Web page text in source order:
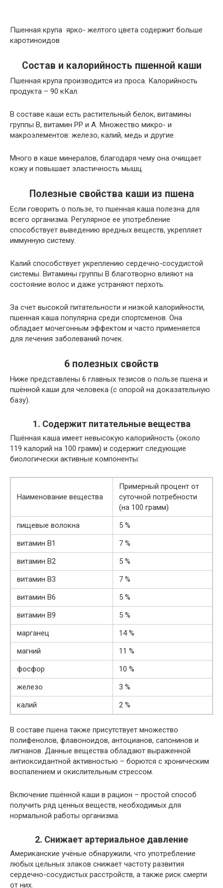
Пшенная крупа ярко- желтого цвета содержит больше
каротиноидов
Состав и калорийность пшенной каши
Пшенная крупа производится из проса. Калорийность
продукта – 90 кКал.
В составе каши есть растительный белок, витамины
группы В, витамин РР и А. Множество микро- и
макроэлементов: железо, калий, медь и другие.
Много в каше минералов, благодаря чему она очищает
кожу и повышает эластичность мышц.
Полезные свойства каши из пшена
Если говорить о пользе, то пшенная каша полезна для
всего организма. Регулярное ее употребление
способствует выведению вредных веществ, укрепляет
иммунную систему.
Калий способствует укреплению сердечно-сосудистой
системы. Витамины группы В благотворно влияют на
состояние волос и даже устраняют перхоть.
За счет высокой питательности и низкой калорийности,
пшенная каша популярна среди спортсменов. Она
обладает мочегонным эффектом и часто применяется
для лечения заболеваний почек.
6 полезных свойств
Ниже представлены 6 главных тезисов о пользе пшена и
пшённой каши для человека (с опорой на доказательную
базу).
1. Содержит питательные вещества
Пшённая каша имеет невысокую калорийность (около
119 калорий на 100 грамм) и содержит следующие
биологически активные компоненты:
Наименование вещества
Примерный процент от
суточной потребности
(на 100 грамм)
пищевые волокна
5 %
витамин B1
7 %
витамин B2
5 %
витамин B3
7 %
витамин B6
5 %
витамин B9
5 %
марганец
14 %
магний
11 %
фосфор
10 %
железо
3 %
калий
2 %
В составе пшена также присутствует множество
полифенолов, флавоноидов, антоцианов, сапонинов и
лигнанов. Данные вещества обладают выраженной
антиоксидантной активностью – борются с хроническим
воспалением и окислительным стрессом.
Включение пшённой каши в рацион – простой способ
получить ряд ценных веществ, необходимых для
нормальной работы организма.
2. Снижает артериальное давление
Американские учёные обнаружили, что употребление
любых цельных злаков снижает частоту развития
сердечно-сосудистых расстройств, а также риск смерти
от них.